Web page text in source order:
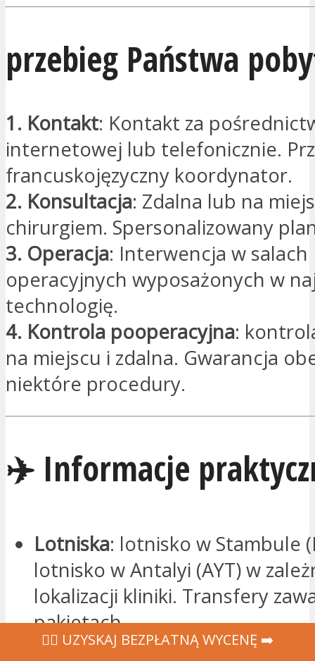
przebieg Państwa
1. Kontakt: Kontakt za
internetowej lub telefonicznie.
francuskojęzyczny koordynator.
2. Konsultacja: Zdalna lub na
chirurgiem. Spersonalizowany
3. Operacja: Interwencja w salach
operacyjnych wyposażonych w
technologię.
4. Kontrola pooperacyjna:
na miejscu i zdalna. Gwarancja
niektóre procedury.
✈️ Informacje
Lotniska: lotnisko w Stambule
lotnisko w Antalyi (AYT) w
lokalizacji kliniki. Transfery
pakietach.
Używane języki: turecki,
‍👩‍⚕ UZYSKAJ BEZPŁATNĄ WYCENĘ ➡️